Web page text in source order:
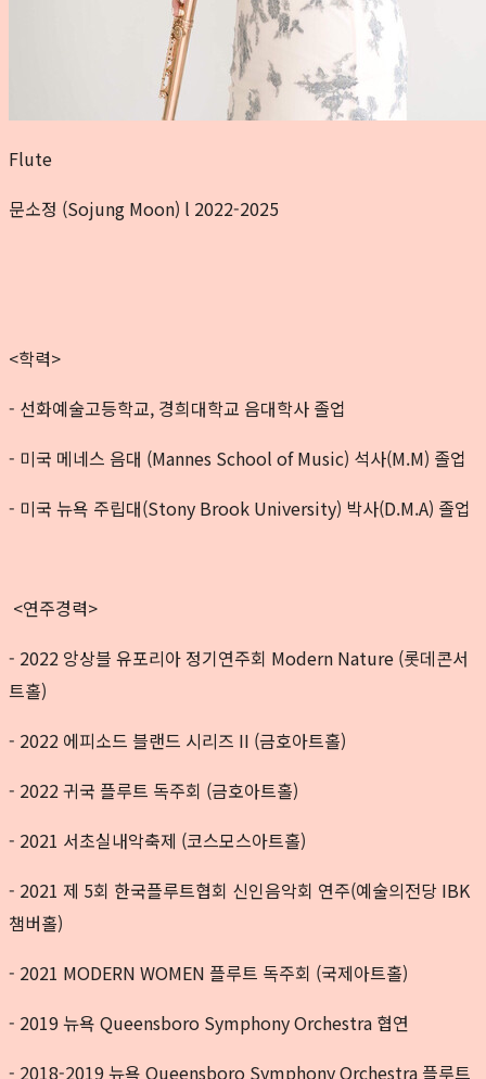
Flute
문소정 (Sojung Moon) l 2022-2025
<학력>
- 선화예술고등학교, 경희대학교 음대학사 졸업
- 미국 메네스 음대 (Mannes School of Music) 석사(M.M) 졸업
- 미국 뉴욕 주립대(Stony Brook University) 박사(D.M.A) 졸업
<연주경력>
- 2022 앙상블 유포리아 정기연주회 Modern Nature (롯데콘서
트홀)
- 2022 에피소드 블랜드 시리즈 II (금호아트홀)
- 2022 귀국 플루트 독주회 (금호아트홀)
- 2021 서초실내악축제 (코스모스아트홀)
- 2021 제 5회 한국플루트협회 신인음악회 연주(예술의전당 IBK
챔버홀)
- 2021 MODERN WOMEN 플루트 독주회 (국제아트홀)
- 2019 뉴욕 Queensboro Symphony Orchestra 협연
- 2018-2019 뉴욕 Queensboro Symphony Orchestra 플루트